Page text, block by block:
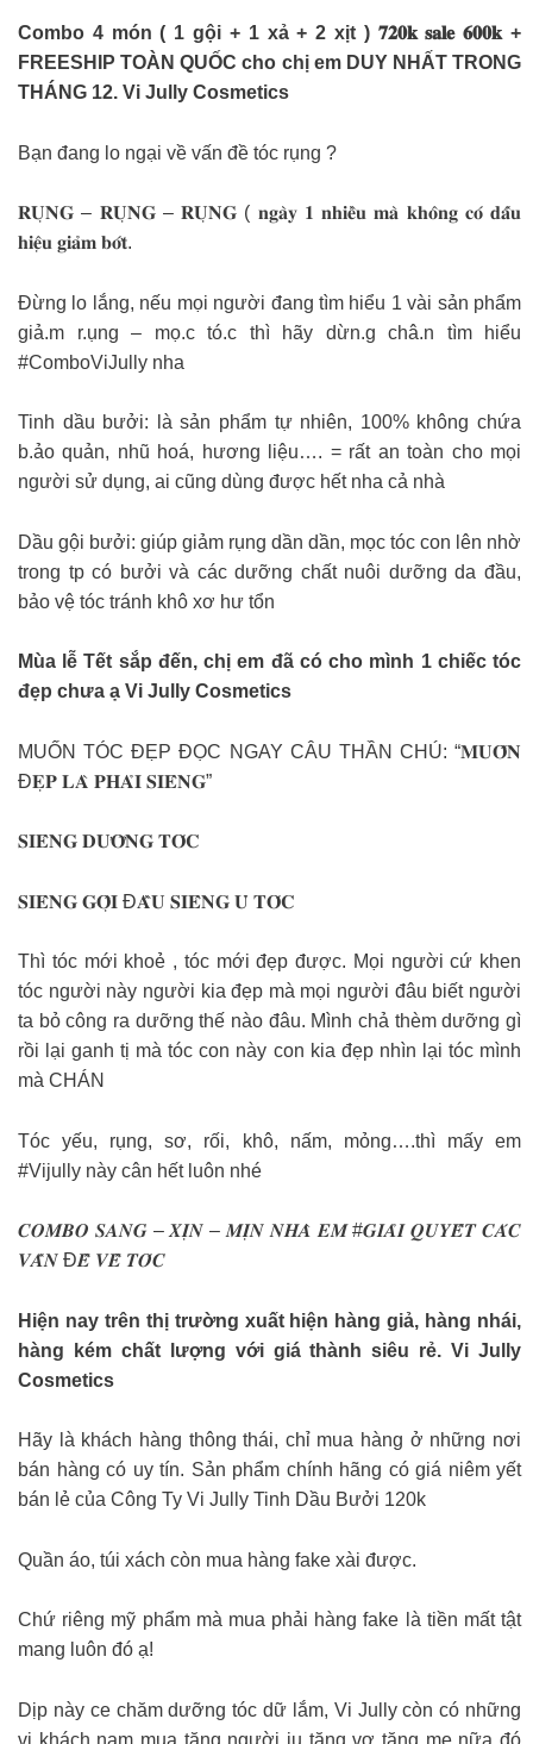
Combo 4 món ( 1 gội + 1 xả + 2 xịt ) 𝟕𝟐𝟎𝐤 𝐬𝐚𝐥𝐞 𝟔𝟎𝟎𝐤 +
FREESHIP TOÀN QUỐC cho chị em DUY NHẤT TRONG
THÁNG 12. Vi Jully Cosmetics
Bạn đang lo ngại về vấn đề tóc rụng ?
𝐑𝐔̣𝐍𝐆 – 𝐑𝐔̣𝐍𝐆 – 𝐑𝐔̣𝐍𝐆 ( 𝐧𝐠𝐚̀𝐲 𝟏 𝐧𝐡𝐢𝐞̂̀𝐮 𝐦𝐚̀ 𝐤𝐡𝐨̂𝐧𝐠 𝐜𝐨́ 𝐝𝐚̂́𝐮
𝐡𝐢𝐞̣̂𝐮 𝐠𝐢𝐚̉𝐦 𝐛𝐨̛́𝐭.
Đừng lo lắng, nếu mọi người đang tìm hiểu 1 vài sản phẩm
giả.m r.ụng – mọ.c tó.c thì hãy dừn.g châ.n tìm hiểu
#ComboViJully nha
Tinh dầu bưởi: là sản phẩm tự nhiên, 100% không chứa
b.ảo quản, nhũ hoá, hương liệu…. = rất an toàn cho mọi
người sử dụng, ai cũng dùng được hết nha cả nhà
Dầu gội bưởi: giúp giảm rụng dần dần, mọc tóc con lên nhờ
trong tp có bưởi và các dưỡng chất nuôi dưỡng da đầu,
bảo vệ tóc tránh khô xơ hư tổn
Mùa lễ Tết sắp đến, chị em đã có cho mình 1 chiếc tóc
đẹp chưa ạ Vi Jully Cosmetics
MUỐN TÓC ĐẸP ĐỌC NGAY CÂU THẦN CHÚ: “𝐌𝐔𝐎̂́𝐍
Đ𝐄̣𝐏 𝐋𝐀̀ 𝐏𝐇𝐀̉𝐈 𝐒𝐈𝐄̂𝐍𝐆”
𝐒𝐈𝐄̂𝐍𝐆 𝐃𝐔̛𝐎̛̃𝐍𝐆 𝐓𝐎́𝐂
𝐒𝐈𝐄̂𝐍𝐆 𝐆𝐎̣̂𝐈 Đ𝐀̂̀𝐔 𝐒𝐈𝐄̂𝐍𝐆 𝐔̉ 𝐓𝐎́𝐂
Thì tóc mới khoẻ , tóc mới đẹp được. Mọi người cứ khen
tóc người này người kia đẹp mà mọi người đâu biết người
ta bỏ công ra dưỡng thế nào đâu. Mình chả thèm dưỡng gì
rồi lại ganh tị mà tóc con này con kia đẹp nhìn lại tóc mình
mà CHÁN
Tóc yếu, rụng, sơ, rối, khô, nấm, mỏng….thì mấy em
#Vijully này cân hết luôn nhé
𝑪𝑶𝑴𝑩𝑶 𝑺𝑨𝑵𝑮 – 𝑿𝑰̣𝑵 – 𝑴𝑰̣𝑵 𝑵𝑯𝑨̀ 𝑬𝑴 #𝑮𝑰𝑨̉𝑰 𝑸𝑼𝒀𝑬̂́𝑻 𝑪𝑨́𝑪
𝑽𝑨̂́𝑵 Đ𝑬̂̀ 𝑽𝑬̂̀ 𝑻𝑶́𝑪
Hiện nay trên thị trường xuất hiện hàng giả, hàng nhái,
hàng kém chất lượng với giá thành siêu rẻ. Vi Jully
Cosmetics
Hãy là khách hàng thông thái, chỉ mua hàng ở những nơi
bán hàng có uy tín. Sản phẩm chính hãng có giá niêm yết
bán lẻ của Công Ty Vi Jully Tinh Dầu Bưởi 120k
Quần áo, túi xách còn mua hàng fake xài được.
Chứ riêng mỹ phẩm mà mua phải hàng fake là tiền mất tật
mang luôn đó ạ!
Dịp này ce chăm dưỡng tóc dữ lắm, Vi Jully còn có những
vị khách nam mua tặng người iu tặng vợ tặng mẹ nữa đó